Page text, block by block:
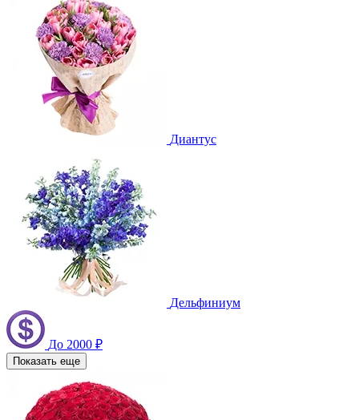
Диантус
Дельфиниум
До 2000 ₽
Показать еще